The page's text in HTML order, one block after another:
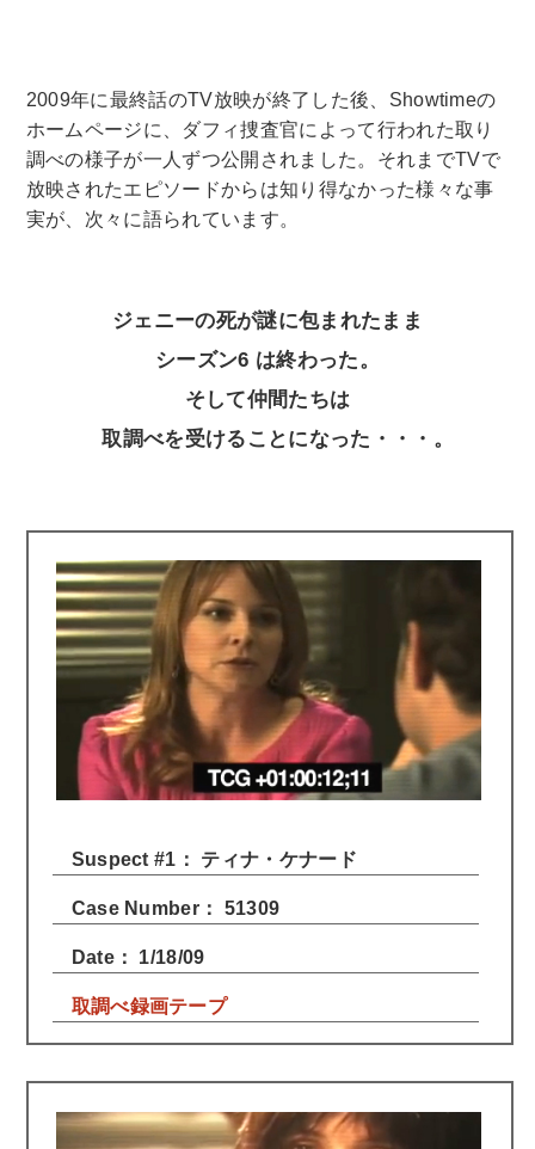
2009年に最終話のTV放映が終了した後、Showtimeの
ホームページに、ダフィ捜査官によって行われた取り
調べの様子が一人ずつ公開されました。それまでTVで
放映されたエピソードからは知り得なかった様々な事
実が、次々に語られています。
ジェニーの死が謎に包まれたまま
シーズン6 は終わった。
そして仲間たちは
取調べを受けることになった・・・。
Suspect #1： ティナ・ケナード
Case Number： 51309
Date： 1/18/09
取調べ録画テープ